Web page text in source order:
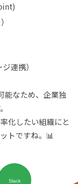
連携）
能なため、企業独
化したい組織にと
トですね。📊
Slack